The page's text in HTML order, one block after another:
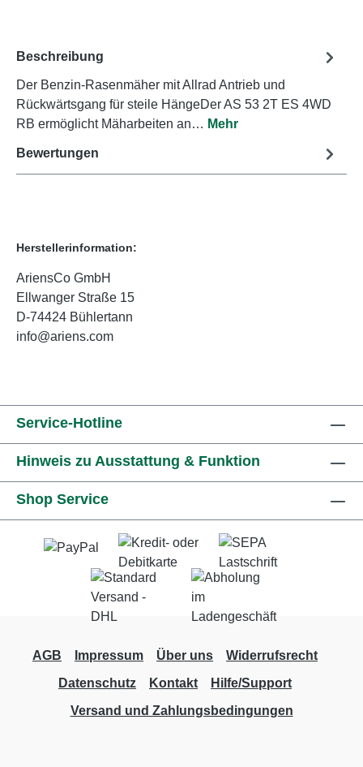
Beschreibung
Der Benzin-Rasenmäher mit Allrad Antrieb und
Rückwärtsgang für steile HängeDer AS 53 2T ES 4WD
RB ermöglicht Mäharbeiten an… Mehr
Bewertungen
Herstellerinformation:
AriensCo GmbH
Ellwanger Straße 15
D-74424 Bühlertann
info@ariens.com
Service-Hotline
Hinweis zu Ausstattung & Funktion
Shop Service
AGB Impressum Über uns
Widerrufsrecht
Datenschutz
Kontakt
Hilfe/Support
Versand und Zahlungsbedingungen